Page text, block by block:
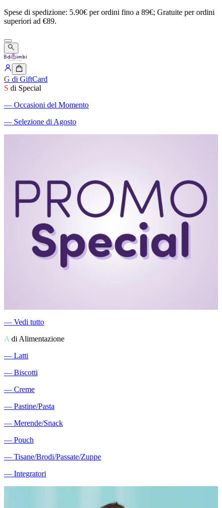
Spese di spedizione: 5.90€ perordini fino a 89€; Gratuite perordini
superiori ad €89.
G di GiftCard
S di Special
― Occasioni del Momento
― Selezione di Agosto
― Vedi tutto
A di Alimentazione
― Latti
― Biscotti
― Creme
― Pastine/Pasta
― Merende/Snack
― Pouch
― Tisane/Brodi/Passate/Zuppe
― Integratori